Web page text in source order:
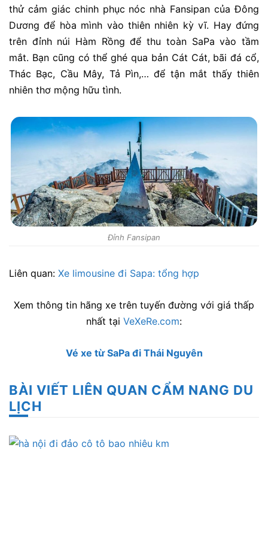
thử cảm giác chinh phục nóc nhà Fansipan của Đông
Dương để hòa mình vào thiên nhiên kỳ vĩ. Hay đứng
trên đỉnh núi Hàm Rồng để thu toàn SaPa vào tầm
mắt. Bạn cũng có thể ghé qua bản Cát Cát, bãi đá cổ,
Thác Bạc, Cầu Mây, Tả Pìn,… để tận mắt thấy thiên
nhiên thơ mộng hữu tình.
Đỉnh Fansipan
Liên quan: Xe limousine đi Sapa: tổng hợp
Xem thông tin hãng xe trên tuyến đường với giá thấp
nhất tại VeXeRe.com:
Vé xe từ SaPa đi Thái Nguyên
BÀI VIẾT LIÊN QUAN CẨM NANG DU
LỊCH